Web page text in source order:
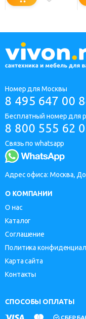
Номер для Москвы
8 495 647 00
Бесплатный номер для
8 800 555 62
Связь по whatsapp
Адрес офиса: Москва,
О КОМПАНИИ
О нас
Каталог
Соглашение
Политика
Карта сайта
Контакты
СПОСОБЫ ОПЛАТЫ